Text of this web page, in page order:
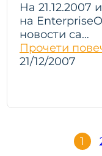
На 21.12.2007
на
новости са…
Прочети
21/12/2007
1